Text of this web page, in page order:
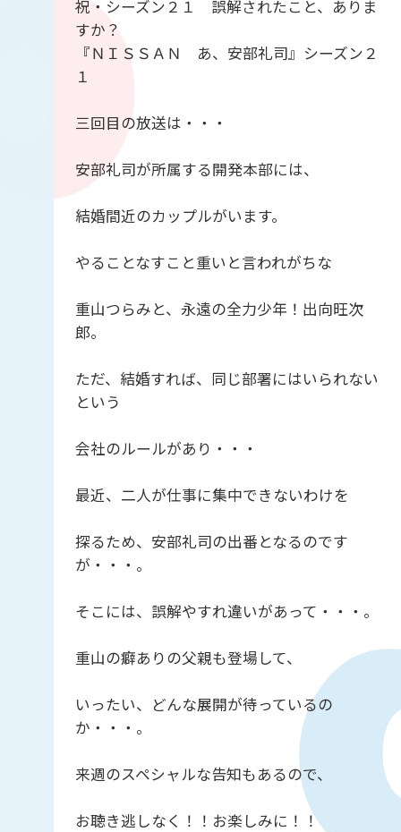
祝・シーズン２１ 誤解されたこと、ありま
すか？
『ＮＩＳＳＡＮ あ、安部礼司』シーズン２
１
三回目の放送は・・・
安部礼司が所属する開発本部には、
結婚間近のカップルがいます。
やることなすこと重いと言われがちな
重山つらみと、永遠の全力少年！出向旺次
郎。
ただ、結婚すれば、同じ部署にはいられない
という
会社のルールがあり・・・
最近、二人が仕事に集中できないわけを
探るため、安部礼司の出番となるのです
が・・・。
そこには、誤解やすれ違いがあって・・・。
重山の癖ありの父親も登場して、
いったい、どんな展開が待っているの
か・・・。
来週のスペシャルな告知もあるので、
お聴き逃しなく！！お楽しみに！！